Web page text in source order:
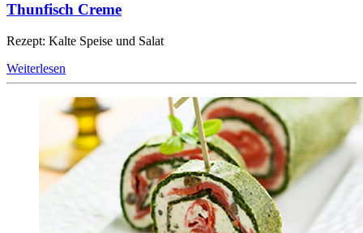
Thunfisch Creme
Rezept: Kalte Speise und Salat
Weiterlesen